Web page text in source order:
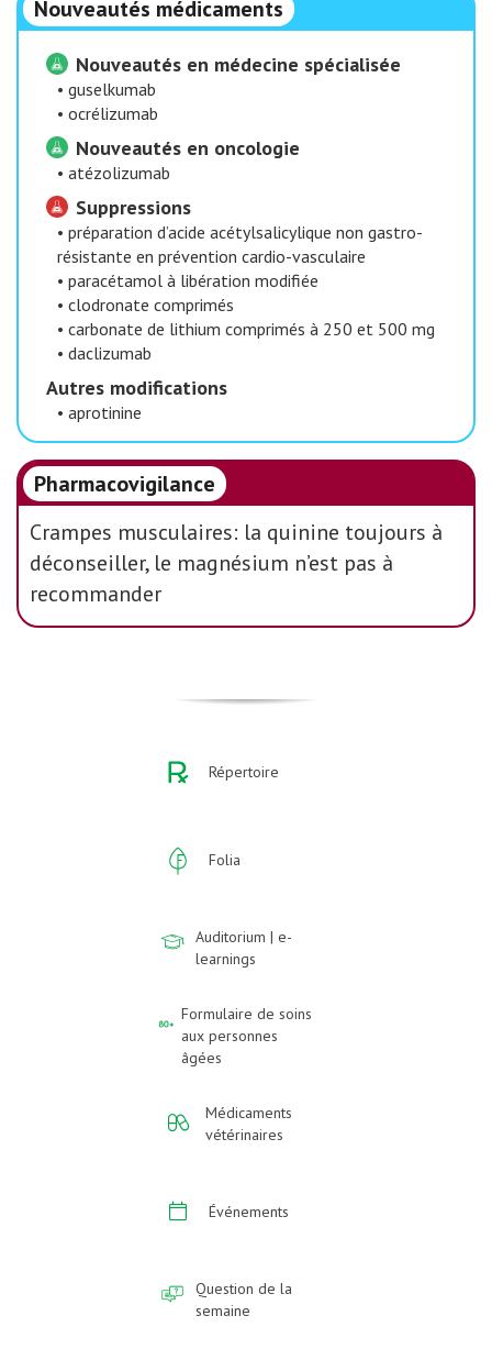
Nouveautés médicaments
Nouveautés en médecine spécialisée
• guselkumab
• ocrélizumab
Nouveautés en oncologie
• atézolizumab
Suppressions
• préparation d’acide acétylsalicylique non gastro-
résistante en prévention cardio-vasculaire
• paracétamol à libération modifiée
• clodronate comprimés
• carbonate de lithium comprimés à 250 et 500 mg
• daclizumab
Autres modifications
• aprotinine
Pharmacovigilance
Crampes musculaires: la quinine toujours à
déconseiller, le magnésium n’est pas à
recommander
Répertoire
Folia
Auditorium | e-
learnings
Formulaire de soins
aux personnes
âgées
Médicaments
vétérinaires
Événements
Question de la
semaine